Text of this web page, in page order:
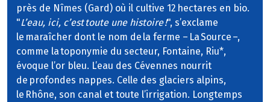
près de Nîmes (Gard) où il cultive 12 hectares en bio.
"L’eau, ici, c’est toute une histoire !", s’exclame
le maraîcher dont le nom de la ferme – La Source –,
comme la toponymie du secteur, Fontaine, Riu*,
évoque l’or bleu. L’eau des Cévennes nourrit
de profondes nappes. Celle des glaciers alpins,
le Rhône, son canal et toute l’irrigation. Longtemps